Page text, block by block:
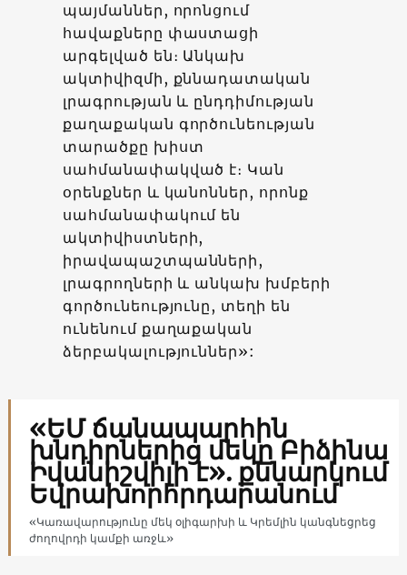
պայմաններ, որոնցում
հավաքները փաստացի
արգելված են։ Անկախ
ակտիվիզմի, քննադատական ​​
լրագրության և ընդդիմության
քաղաքական գործունեության
տարածքը խիստ
սահմանափակված է։ Կան
օրենքներ և կանոններ, որոնք
սահմանափակում են
ակտիվիստների,
իրավապաշտպանների,
լրագրողների և անկախ խմբերի
գործունեությունը, տեղի են
ունենում քաղաքական
ձերբակալություններ»:
«ԵՄ ճանապարհին
խնդիրներից մեկը Բիձինա
Իվանիշվիլի է». քննարկում
Եվրախորհրդարանում
«Կառավարությունը մեկ օլիգարխի և Կրեմլին կանգնեցրեց
ժողովրդի կամքի առջև»